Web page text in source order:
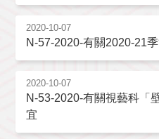
2020-10-07
N-57-2020-有關2020-21
2020-10-07
N-53-2020-有關視藝科「
宜